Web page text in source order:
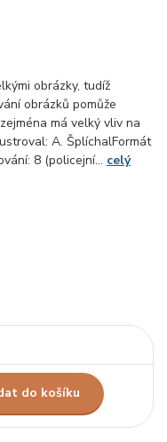
obrázky, tudíž
obrázků pomůže
má velký vliv na
A. ŠplíchalFormát
8 (policejní... celý
do košíku